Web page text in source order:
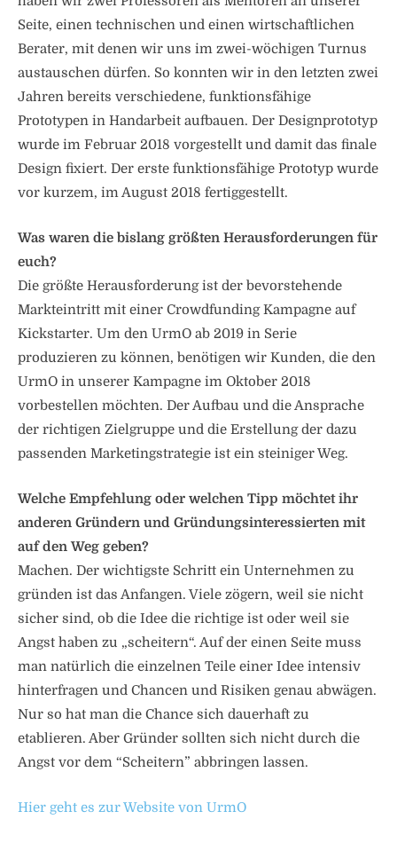
Seite, einen technischen und einen wirtschaftlichen
Berater, mit denen wir uns im zwei-wöchigen Turnus
austauschen dürfen. So konnten wir in den letzten zwei
Jahren bereits verschiedene, funktionsfähige
Prototypen in Handarbeit aufbauen. Der Designprototyp
wurde im Februar 2018 vorgestellt und damit das finale
Design fixiert. Der erste funktionsfähige Prototyp wurde
vor kurzem, im August 2018 fertiggestellt.
Was waren die bislang größten Herausforderungen für
euch?
Die größte Herausforderung ist der bevorstehende
Markteintritt mit einer Crowdfunding Kampagne auf
Kickstarter. Um den UrmO ab 2019 in Serie
produzieren zu können, benötigen wir Kunden, die den
UrmO in unserer Kampagne im Oktober 2018
vorbestellen möchten. Der Aufbau und die Ansprache
der richtigen Zielgruppe und die Erstellung der dazu
passenden Marketingstrategie ist ein steiniger Weg.
Welche Empfehlung oder welchen Tipp möchtet ihr
anderen Gründern und Gründungsinteressierten mit
auf den Weg geben?
Machen. Der wichtigste Schritt ein Unternehmen zu
gründen ist das Anfangen. Viele zögern, weil sie nicht
sicher sind, ob die Idee die richtige ist oder weil sie
Angst haben zu „scheitern“. Auf der einen Seite muss
man natürlich die einzelnen Teile einer Idee intensiv
hinterfragen und Chancen und Risiken genau abwägen.
Nur so hat man die Chance sich dauerhaft zu
etablieren. Aber Gründer sollten sich nicht durch die
Angst vor dem “Scheitern” abbringen lassen.
Hier geht es zur Website von UrmO